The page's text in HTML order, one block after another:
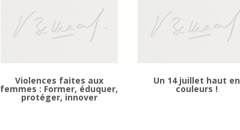
Violences faites aux
femmes : Former, éduquer,
protéger, innover
Un 14 juillet haut en
couleurs !